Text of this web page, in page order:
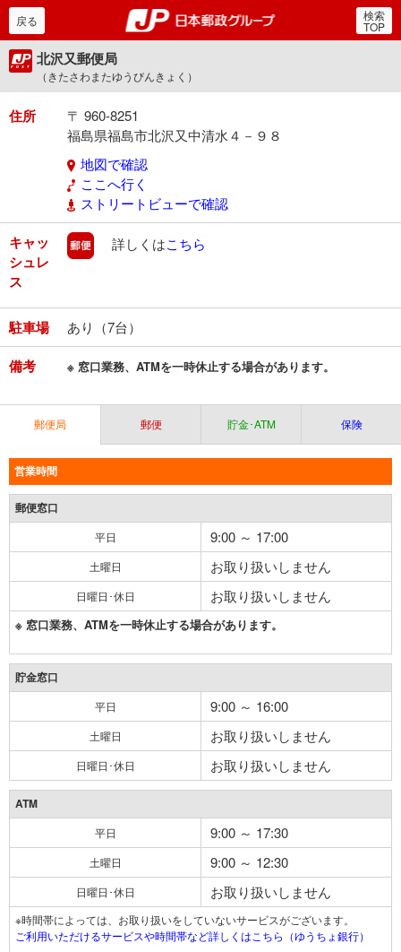
郵便局・日本郵政グルー
戻る 検索
TOP
北沢又郵便局
（きたさわまたゆうびんきょく）
住所
〒 960-8251
福島県福島市北沢又中清水４－９８
地図で確認
ここへ行く
ストリートビューで確認
キャッ
シュレ
ス
郵便
詳しくはこちら
駐車場 あり（7台）
備考 ※ 窓口業務、ATMを一時休止する場合があります。
郵便局 郵便 貯金･ATM 保険
営業時間
郵便窓口
平日 9:00 ～ 17:00
土曜日 お取り扱いしません
日曜日･休日 お取り扱いしません
※ 窓口業務、ATMを一時休止する場合があります。
貯金窓口
平日 9:00 ～ 16:00
土曜日 お取り扱いしません
日曜日･休日 お取り扱いしません
ATM
平日 9:00 ～ 17:30
土曜日 9:00 ～ 12:30
日曜日･休日 お取り扱いしません
※時間帯によっては、お取り扱いをしていないサービスがございます。
ご利用いただけるサービスや時間帯など詳しくはこちら（ゆうちょ銀行）